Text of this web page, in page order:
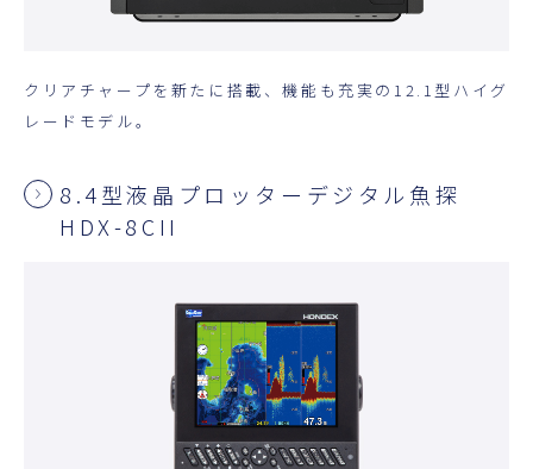
クリアチャープを新たに搭載、機能も充実の12.1型ハイグ
レードモデル。
8.4型液晶プロッターデジタル魚探
HDX-8CII